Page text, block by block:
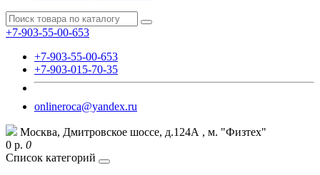
+7-903-55-00-653
+7-903-55-00-653
+7-903-015-70-35
onlineroca@yandex.ru
Москва, Дмитровское шоссе, д.124А , м. "Физтех"
0 р. 0
Список категорий